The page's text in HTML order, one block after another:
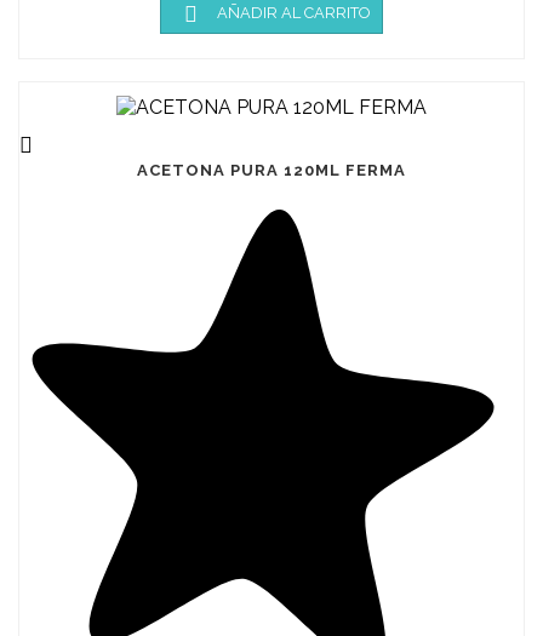
 AÑADIR AL CARRITO

ACETONA PURA 120ML FERMA